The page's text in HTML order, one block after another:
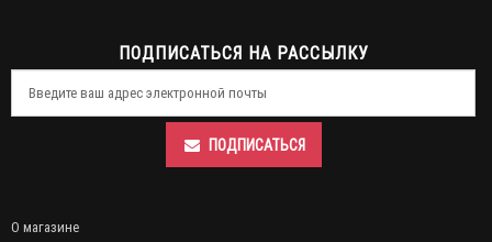
ПОДПИСАТЬСЯ НА РАССЫЛКУ
ПОДПИСАТЬСЯ
О магазине